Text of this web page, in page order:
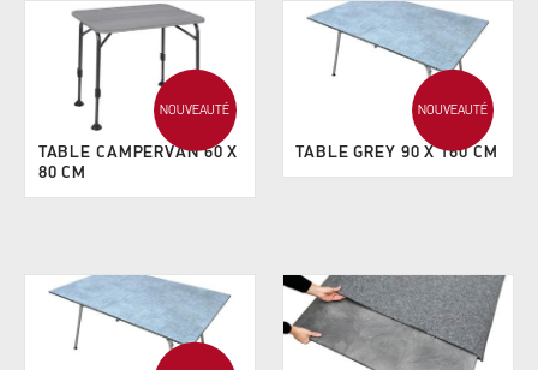
NOUVEAUTÉ
TABLE CAMPERVAN 60 X
80 CM
NOUVEAUTÉ
TABLE GREY 90 X 160 CM